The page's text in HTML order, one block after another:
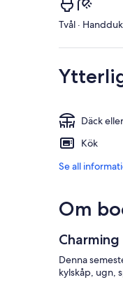
Tvål ·
Däck
Kök
Se all
Om
Denna
kylskåp, ugn,